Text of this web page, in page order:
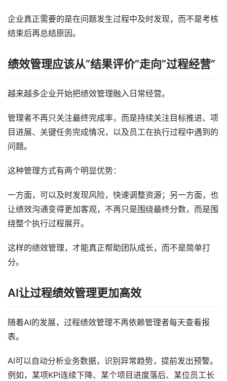
企业真正需要的是在问题发生过程中及时发现，而不是考核
结束后再总结原因。
绩效管理应该从”结果评价”走向”过程经营”
越来越多企业开始把绩效管理融入日常经营。
管理者不再只关注最终完成率，而是持续关注目标推进、项
目进展、关键任务完成情况，以及员工在执行过程中遇到的
问题。
这种管理方式有两个明显优势：
一方面，可以及时发现风险，快速调整资源；另一方面，也
让绩效沟通变得更加客观，不再只是围绕最终分数，而是围
绕整个执行过程展开。
这样的绩效管理，才能真正帮助团队成长，而不是简单打
分。
AI让过程绩效管理更加高效
随着AI的发展，过程绩效管理不再依赖管理者每天查看报
表。
AI可以自动分析业务数据，识别异常趋势，提前发出预警。
例如，某项KPI连续下降、某个项目进度落后、某位员工长